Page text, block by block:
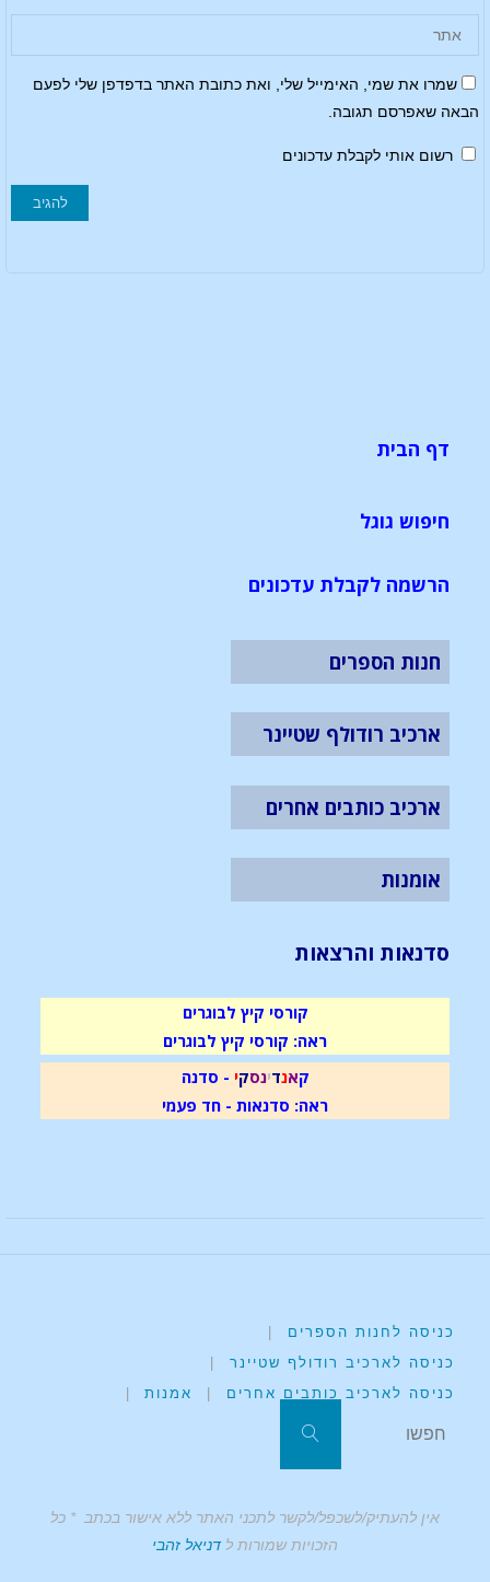
שמרו את שמי, האימייל שלי, ואת כתובת האתר בדפדפן שלי לפעם
הבאה שאפרסם תגובה.
רשום אותי לקבלת עדכונים
דף הבית
חיפוש גוגל
הרשמה לקבלת עדכונים
חנות הספרים
ארכיב רודולף שטיינר
ארכיב כותבים אחרים
אומנות
סדנאות והרצאות
קורסי קיץ לבוגרים
ראה: קורסי קיץ לבוגרים
קאנדינסקי - סדנה
ראה: סדנאות - חד פעמי
כניסה לחנות הספרים
|
כניסה לארכיב רודולף שטיינר
|
כניסה לארכיב כותבים אחרים
| אמנות |
אין להעתיק/לשכפל/לקשר לתכני האתר ללא אישור בכתב * כל
הזכויות שמורות לדניאל זהבי